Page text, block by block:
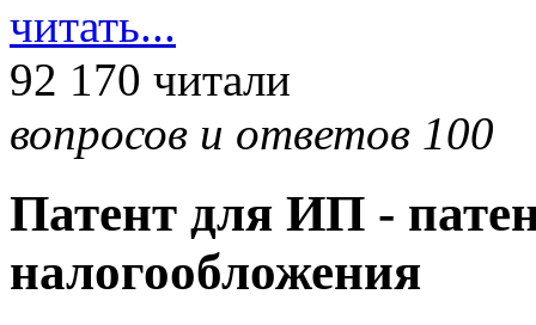
читать...
92 170 читали
вопросов и ответов 100
Патент для ИП -
налогообложения